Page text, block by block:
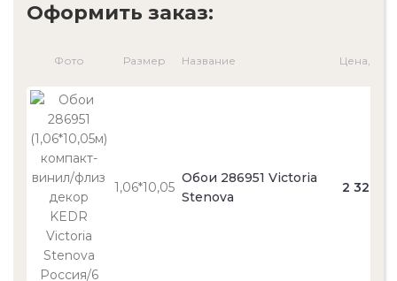
Оформить заказ:
Фото Размер Название Цена, ₽
1,06*10,05
Обои 286951 Victoria
Stenova
2 320